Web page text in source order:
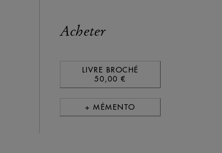
Acheter
LIVRE BROCHÉ
50,00 €
+ MÉMENTO